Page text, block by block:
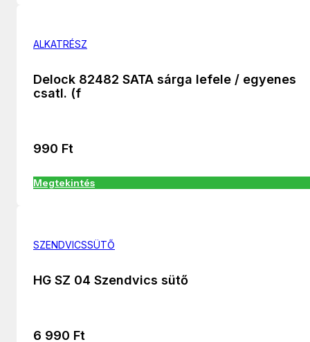
ALKATRÉSZ
Delock 82482 SATA sárga lefele / egyenes
csatl. (f
990 Ft
Megtekintés
SZENDVICSSÜTŐ
HG SZ 04 Szendvics sütő
6 990 Ft